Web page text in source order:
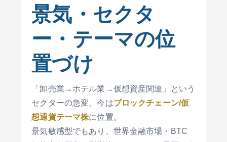
景気・セクタ
ー・テーマの位
置づけ
「卸売業→ホテル業→仮想資産関連」という
セクターの急変、今はブロックチェーン/仮
想通貨テーマ株に位置。
景気敏感型でもあり、世界金融市場・BTC